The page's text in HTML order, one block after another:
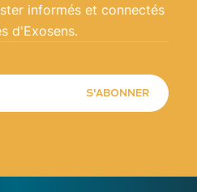
informés et connectés
d'Exosens.
S'ABONNER